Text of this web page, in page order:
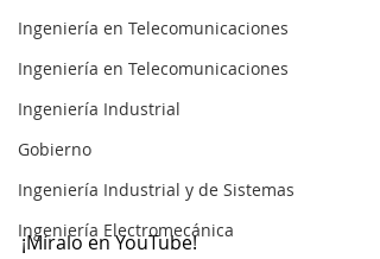
Ingeniería en Telecomunicaciones
Ingeniería en Telecomunicaciones
Ingeniería Industrial
Gobierno
Ingeniería Industrial y de Sistemas
Ingeniería Electromecánica
¡Míralo en YouTube!